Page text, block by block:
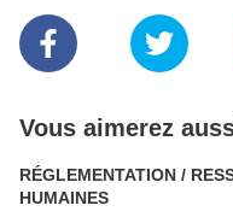
Vous aimerez
RÉGLEMENTATION /
HUMAINES